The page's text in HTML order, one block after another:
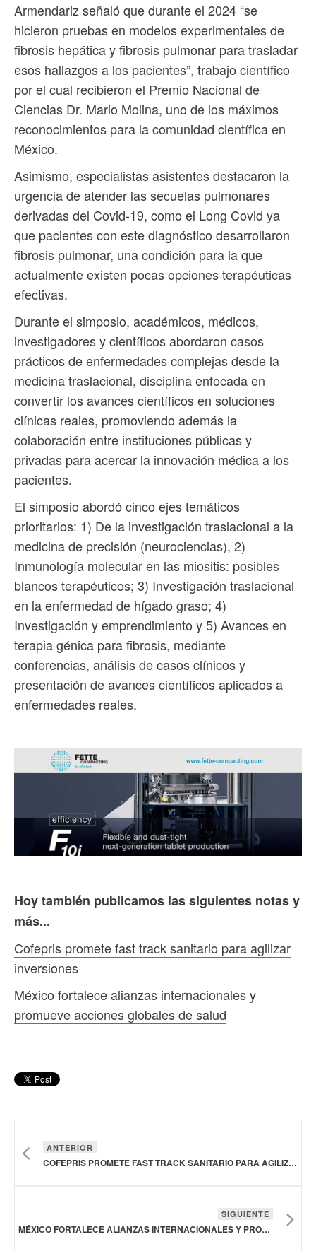
Armendariz señaló que durante el 2024 “se
hicieron pruebas en modelos experimentales de
fibrosis hepática y fibrosis pulmonar para trasladar
esos hallazgos a los pacientes”, trabajo científico
por el cual recibieron el Premio Nacional de
Ciencias Dr. Mario Molina, uno de los máximos
reconocimientos para la comunidad científica en
México.
Asimismo, especialistas asistentes destacaron la
urgencia de atender las secuelas pulmonares
derivadas del Covid-19, como el Long Covid ya
que pacientes con este diagnóstico desarrollaron
fibrosis pulmonar, una condición para la que
actualmente existen pocas opciones terapéuticas
efectivas.
Durante el simposio, académicos, médicos,
investigadores y científicos abordaron casos
prácticos de enfermedades complejas desde la
medicina traslacional, disciplina enfocada en
convertir los avances científicos en soluciones
clínicas reales, promoviendo además la
colaboración entre instituciones públicas y
privadas para acercar la innovación médica a los
pacientes.
El simposio abordó cinco ejes temáticos
prioritarios: 1) De la investigación traslacional a la
medicina de precisión (neurociencias), 2)
Inmunología molecular en las miositis: posibles
blancos terapéuticos; 3) Investigación traslacional
en la enfermedad de hígado graso; 4)
Investigación y emprendimiento y 5) Avances en
terapia génica para fibrosis, mediante
conferencias, análisis de casos clínicos y
presentación de avances científicos aplicados a
enfermedades reales.
Hoy también publicamos las siguientes notas y
más...
Cofepris promete fast track sanitario para agilizar
inversiones
México fortalece alianzas internacionales y
promueve acciones globales de salud
ANTERIOR
COFEPRIS PROMETE FAST TRACK SANITARIO PARA AGILIZAR INVERSIONES
SIGUIENTE
MÉXICO FORTALECE ALIANZAS INTERNACIONALES Y PROMUEVE ACCIONES GLOBALES DE SALUD